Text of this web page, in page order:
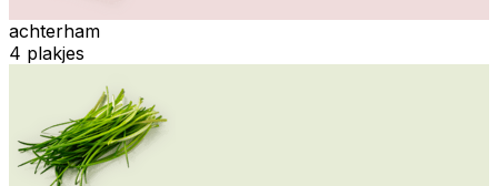
achterham
4 plakjes